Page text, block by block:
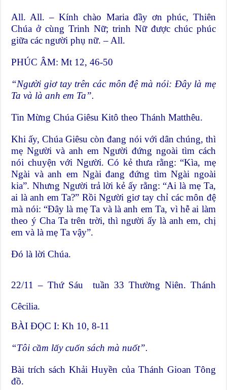
All. All. – Kính chào Maria đầy ơn phúc, Thiên
Chúa ở cùng Trinh Nữ; trinh Nữ được chúc phúc
giữa các người phụ nữ. – All.
PHÚC ÂM: Mt 12, 46-50
“Người giơ tay trên các môn đệ mà nói: Đây là mẹ
Ta và là anh em Ta”.
Tin Mừng Chúa Giêsu Kitô theo Thánh Matthêu.
Khi ấy, Chúa Giêsu còn đang nói với dân chúng, thì
mẹ Người và anh em Người đứng ngoài tìm cách
nói chuyện với Người. Có kẻ thưa rằng: “Kìa, mẹ
Ngài và anh em Ngài đang đứng tìm Ngài ngoài
kia”. Nhưng Người trả lời kẻ ấy rằng: “Ai là mẹ Ta,
ai là anh em Ta?” Rồi Người giơ tay chỉ các môn đệ
mà nói: “Đây là mẹ Ta và là anh em Ta, vì hễ ai làm
theo ý Cha Ta trên trời, thì người ấy là anh em, chị
em và là mẹ Ta vậy”.
Ðó là lời Chúa.
22/11 – Thứ Sáu tuần 33 Thường Niên. Thánh
Cêcilia.
BÀI ĐỌC I: Kh 10, 8-11
“Tôi cầm lấy cuốn sách mà nuốt”.
Bài trích sách Khải Huyền của Thánh Gioan Tông
đồ.